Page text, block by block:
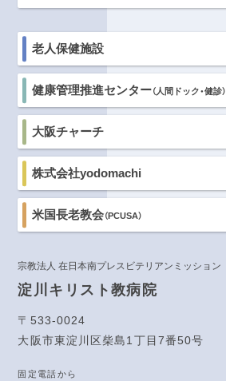
老人保健施設
健康管理推進センター（人間ドック・健診）
大阪チャーチ
株式会社yodomachi
米国長老教会（PCUSA）
宗教法人 在日本南プレスビテリアンミッション
淀川キリスト教病院
〒533-0024
大阪市東淀川区柴島1丁目7番50号
固定電話から